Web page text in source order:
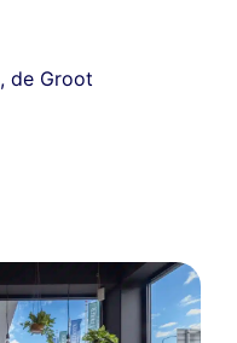
,de Groot